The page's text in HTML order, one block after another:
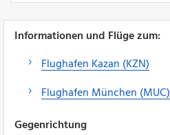
Informationen und Flüge zum:
Flughafen Kazan (KZN)
Flughafen München (MUC)
Gegenrichtung